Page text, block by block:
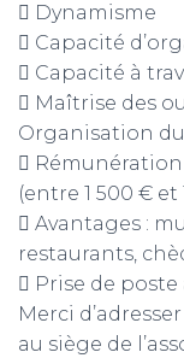
 Dynamisme
 Capacité
 Capacité à
 Maîtrise des
Organisation
 Rémunération
(entre 1 500 € et
 Avantages :
restaurants,
 Prise de
Merci
au siège de